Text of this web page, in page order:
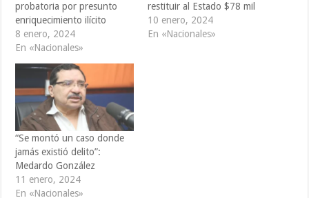
probatoria por presunto
enriquecimiento ilícito
8 enero, 2024
En «Nacionales»
restituir al Estado $78 mil
10 enero, 2024
En «Nacionales»
“Se montó un caso donde
jamás existió delito”:
Medardo González
11 enero, 2024
En «Nacionales»